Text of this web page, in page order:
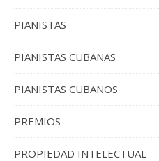
PIANISTAS
PIANISTAS CUBANAS
PIANISTAS CUBANOS
PREMIOS
PROPIEDAD INTELECTUAL